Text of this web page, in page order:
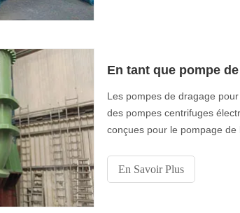
Les pompes de dragage
des pompes centrifuges
conçues pour le pompage de
la construction civile et les
En Savoir Plus